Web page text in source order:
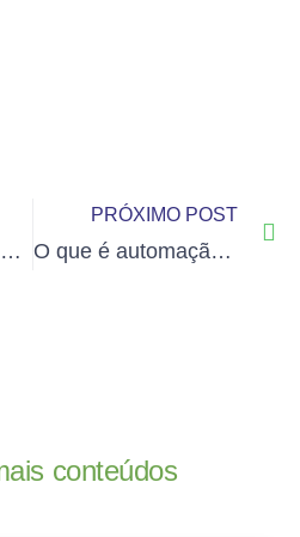
Como iniciar no Marketing Digital: 5 passos essenciais
PRÓXIMO POST
O que é automação de marketing?
conteúdos